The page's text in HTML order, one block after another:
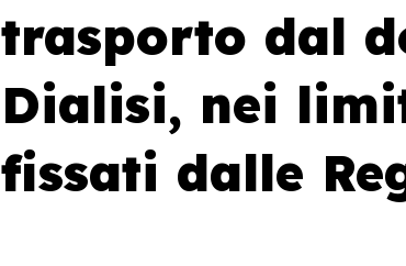
trasporto dal
Dialisi, nei
fissati dalle